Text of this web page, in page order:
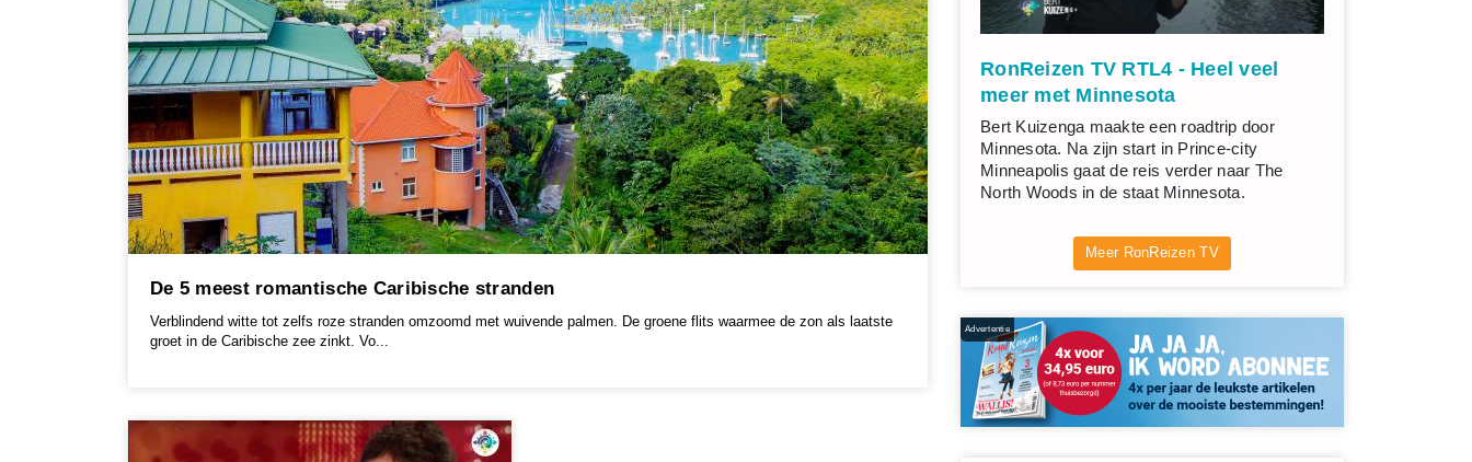
De 5 meest romantische Caribische stranden
Verblindend witte tot zelfs roze stranden omzoomd met wuivende palmen. De groene flits waarmee de zon als laatste
groet in de Caribische zee zinkt. Vo...
RonReizen TV RTL4 - Heel veel
meer met Minnesota
Bert Kuizenga maakte een roadtrip door
Minnesota. Na zijn start in Prince-city
Minneapolis gaat de reis verder naar The
North Woods in de staat Minnesota.
Meer RonReizen TV
Advertentie